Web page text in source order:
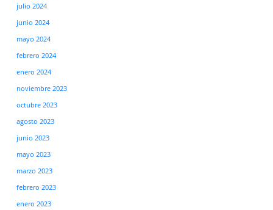
julio 2024
junio 2024
mayo 2024
febrero 2024
enero 2024
noviembre 2023
octubre 2023
agosto 2023
junio 2023
mayo 2023
marzo 2023
febrero 2023
enero 2023